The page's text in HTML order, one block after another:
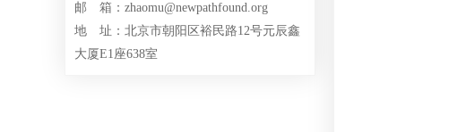
邮 箱：zhaomu@newpathfound.org
地 址：北京市朝阳区裕民路12号元辰鑫
大厦E1座638室